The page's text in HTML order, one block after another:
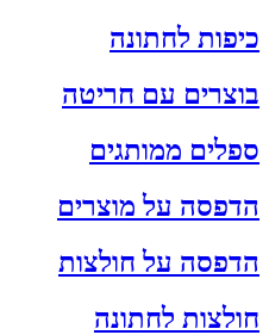
כיפות לחתונה
בוצרים עם חריטה
ספלים ממותגים
הדפסה על מוצרים
הדפסה על חולצות
חולצות לחתונה